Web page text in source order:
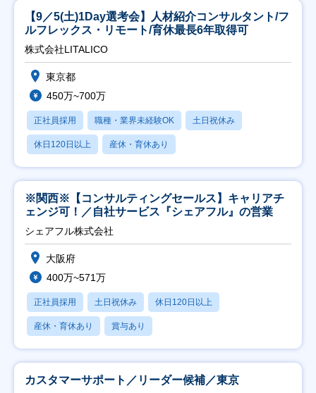
【9／5(土)1Day選考会】人材紹介コンサルタント/フ
ルフレックス・リモート/育休最長6年取得可
株式会社LITALICO
東京都
450万~700万
正社員採用 職種・業界未経験OK 土日祝休み
休日120日以上 産休・育休あり
※関西※【コンサルティングセールス】キャリアチ
ェンジ可！／自社サービス『シェアフル』の営業
シェアフル株式会社
大阪府
400万~571万
正社員採用 土日祝休み 休日120日以上
産休・育休あり 賞与あり
カスタマーサポート／リーダー候補／東京